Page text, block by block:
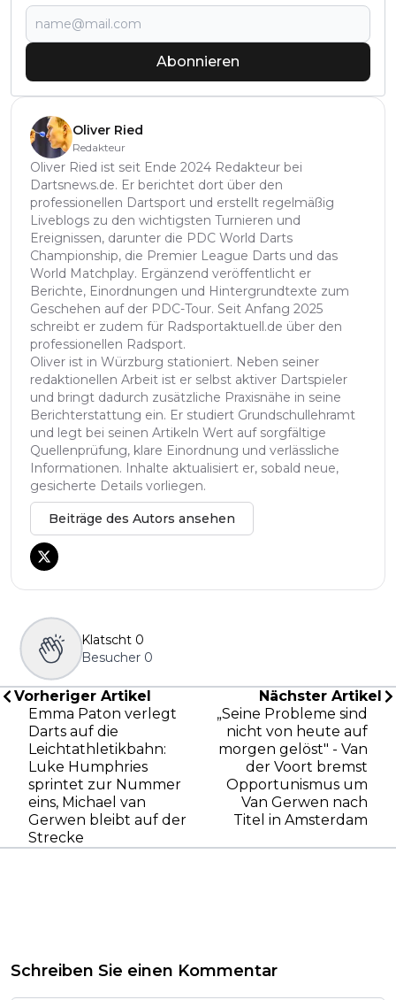
Abonnieren
Oliver Ried
Redakteur
Oliver Ried ist seit Ende 2024 Redakteur bei
Dartsnews.de. Er berichtet dort über den
professionellen Dartsport und erstellt regelmäßig
Liveblogs zu den wichtigsten Turnieren und
Ereignissen, darunter die PDC World Darts
Championship, die Premier League Darts und das
World Matchplay. Ergänzend veröffentlicht er
Berichte, Einordnungen und Hintergrundtexte zum
Geschehen auf der PDC-Tour. Seit Anfang 2025
schreibt er zudem für Radsportaktuell.de über den
professionellen Radsport.
Oliver ist in Würzburg stationiert. Neben seiner
redaktionellen Arbeit ist er selbst aktiver Dartspieler
und bringt dadurch zusätzliche Praxisnähe in seine
Berichterstattung ein. Er studiert Grundschullehramt
und legt bei seinen Artikeln Wert auf sorgfältige
Quellenprüfung, klare Einordnung und verlässliche
Informationen. Inhalte aktualisiert er, sobald neue,
gesicherte Details vorliegen.
Beiträge des Autors ansehen
Klatscht 0
Besucher 0
Vorheriger Artikel
Emma Paton verlegt
Darts auf die
Leichtathletikbahn:
Luke Humphries
sprintet zur Nummer
eins, Michael van
Gerwen bleibt auf der
Strecke
Nächster Artikel
„Seine Probleme sind
nicht von heute auf
morgen gelöst" - Van
der Voort bremst
Opportunismus um
Van Gerwen nach
Titel in Amsterdam
Schreiben Sie einen Kommentar